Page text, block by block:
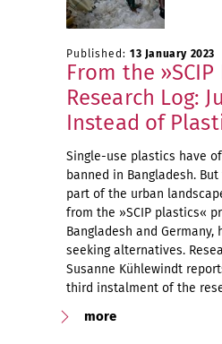
Published: 13 January 2023
From the
Research Log:
Instead of
Single-use plastics have
banned in Bangladesh.
part of the urban
from the »SCIP plastics«
Bangladesh and Germany,
seeking alternatives.
Susanne Kühlewindt
third instalment of the
more